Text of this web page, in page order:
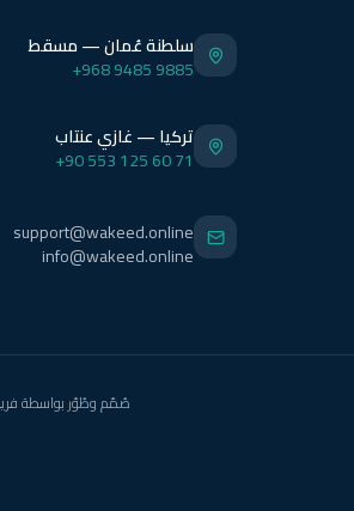
سلطنة عُمان — مسقط
+968 9485 9885
تركيا — غازي عنتاب
+90 553 125 60 71
support@wakeed.online
info@wakeed.online
صُمّم وطُوّر بواسطة